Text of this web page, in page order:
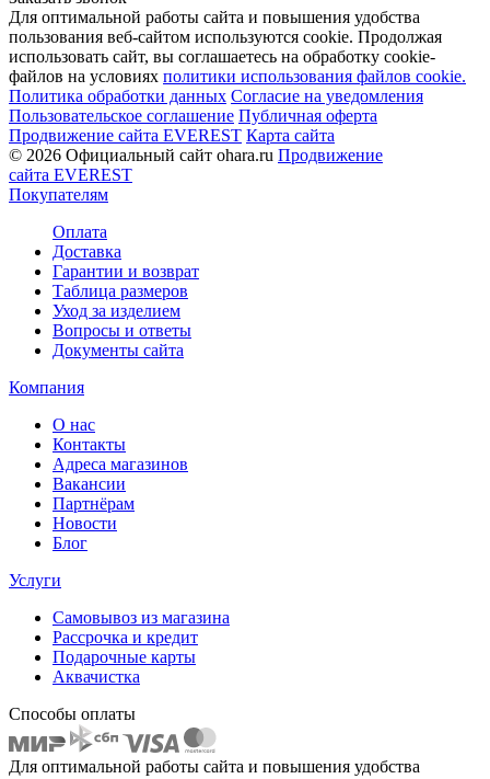
Для оптимальной работы сайта и повышения удобства
пользования веб-сайтом используются cookie. Продолжая
использовать сайт, вы соглашаетесь на обработку cookie-
файлов на условиях политики использования файлов cookie.
Политика обработки данных Согласие на уведомления
Пользовательское соглашение Публичная оферта
Продвижение сайта EVEREST Карта сайта
© 2026 Официальный сайт ohara.ru Продвижение
сайта EVEREST
Покупателям
Оплата
Доставка
Гарантии и возврат
Таблица размеров
Уход за изделием
Вопросы и ответы
Документы сайта
Компания
О нас
Контакты
Адреса магазинов
Вакансии
Партнёрам
Новости
Блог
Услуги
Самовывоз из магазина
Рассрочка и кредит
Подарочные карты
Аквачистка
Способы оплаты
Для оптимальной работы сайта и повышения удобства